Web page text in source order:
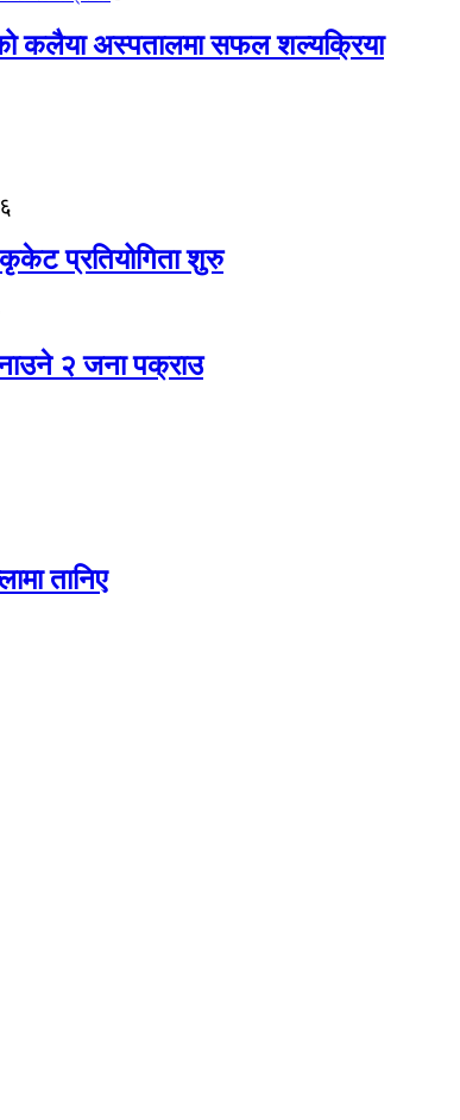
कलैया अस्पतालमा सफल शल्यक्रिया
६
कृकेट प्रतियोगिता शुरु
२ जना पक्राउ
तानिए